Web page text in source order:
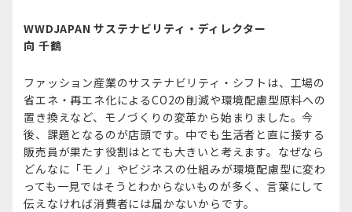
WWDJAPAN サステナビリティ・ディレクター
向 千鶴
ファッション産業のサステナビリティ・シフトは、工場の
省エネ・再エネ化によるCO2の削減や環境配慮型原料への
置き換えなど、モノづくりの変革から始まりました。今
後、課題となるのが店頭です。中でも生活者と直に接する
販売員が果たす役割はとても大きいと考えます。なぜなら
どんなに「モノ」やビジネスの仕組みが環境配慮型に変わ
っても一見ではそうとわからないものが多く、言葉にして
伝えなければ消費者には届かないからです。